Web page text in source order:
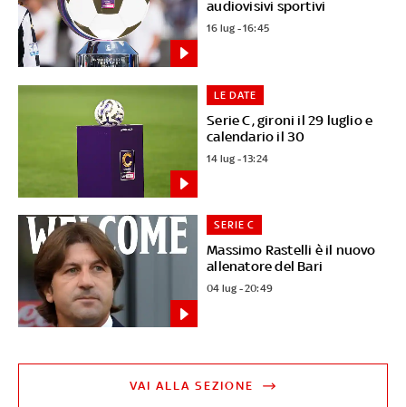
audiovisivi sportivi
16 lug - 16:45
Serie C, gironi il 29 luglio e
calendario il 30
LE DATE
14 lug - 13:24
Massimo Rastelli è il nuovo
allenatore del Bari
SERIE C
04 lug - 20:49
VAI ALLA SEZIONE